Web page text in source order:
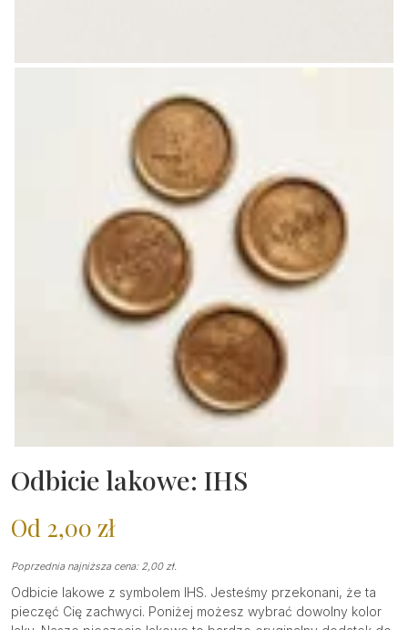
Odbicie lakowe: IHS
Od 2,00 zł
Poprzednia najniższa cena: 2,00 zł.
Odbicie lakowe z symbolem IHS. Jesteśmy przekonani, że ta
pieczęć Cię zachwyci. Poniżej możesz wybrać dowolny kolor